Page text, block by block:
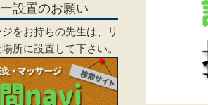
設置のお願い
をお持ちの先生は、リ
所に設置して下さい。